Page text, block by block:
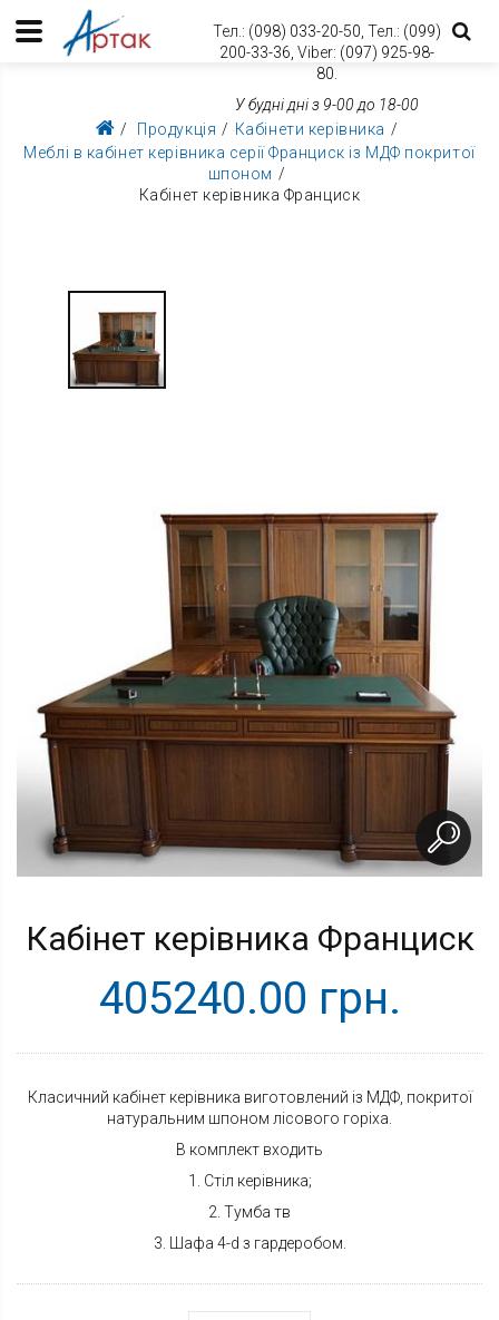
Тел.: (098) 033-20-50, Тел.: (099)
200-33-36, Viber: (097) 925-98-
80.
У будні дні з 9-00 до 18-00
Продукція
Кабінети керівника
Меблі в кабінет керівника серії Франциск із МДФ покритої
шпоном
Кабінет керівника Франциск
Кабінет керівника Франциск
405240.00 грн.
Класичний кабінет керівника виготовлений із МДФ, покритої
натуральним шпоном лісового горіха.
В комплект входить
1. Стіл керівника;
2. Тумба тв
3. Шафа 4-d з гардеробом.